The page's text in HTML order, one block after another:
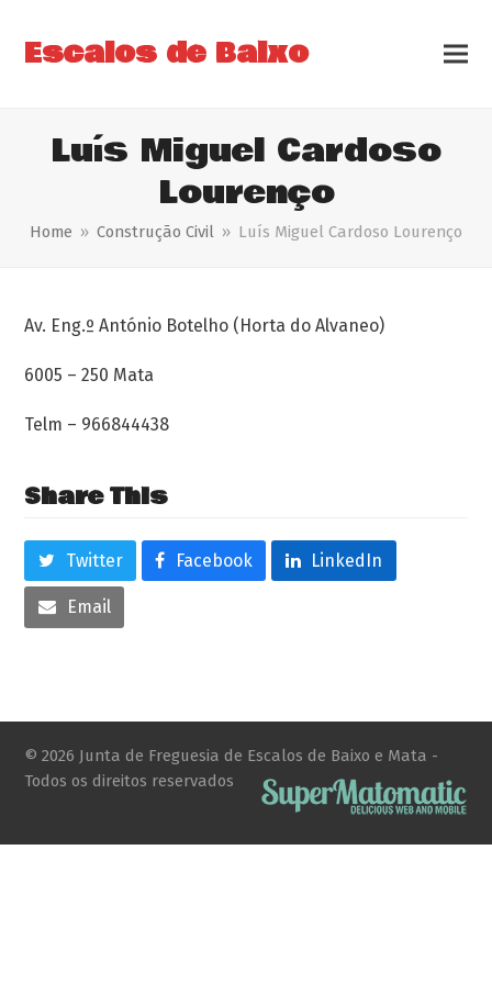
Escalos de Baixo
Luís Miguel Cardoso
Lourenço
Home » Construção Civil » Luís Miguel Cardoso Lourenço
Av. Eng.º António Botelho (Horta do Alvaneo)
6005 – 250 Mata
Telm – 966844438
Share This
Twitter Facebook LinkedIn
Email
© 2026 Junta de Freguesia de Escalos de Baixo e Mata -
Todos os direitos reservados